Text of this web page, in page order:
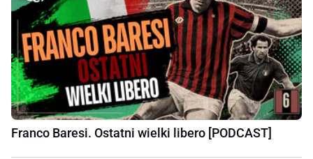
Franco Baresi. Ostatni wielki libero [PODCAST]